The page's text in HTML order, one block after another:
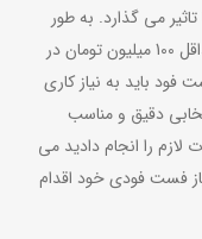
می گذارد. به طور
میانگین بهتر است برای تهیه این تجهیزات حداقل 100 میلیون تومان در
فود باید به نیاز کاری
دقیق و مناسب
لازم را انجام دادید می
فست فودی خود اقدام